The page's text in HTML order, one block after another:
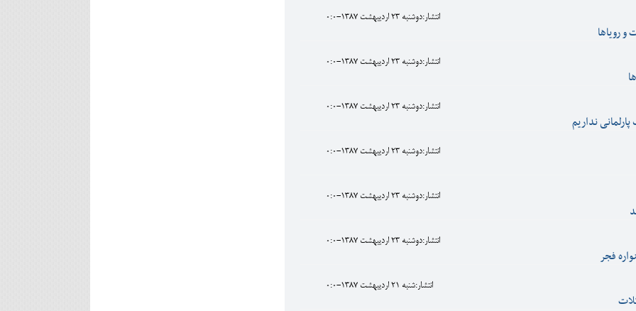
انتشار:دوشنبه 23 ارديبهشت 1387-0:0
و روياها
انتشار:دوشنبه 23 ارديبهشت 1387-0:0
انتشار:دوشنبه 23 ارديبهشت 1387-0:0
نداريم
انتشار:دوشنبه 23 ارديبهشت 1387-0:0
انتشار:دوشنبه 23 ارديبهشت 1387-0:0
انتشار:دوشنبه 23 ارديبهشت 1387-0:0
فجر
انتشار:شنبه 21 ارديبهشت 1387-0:0